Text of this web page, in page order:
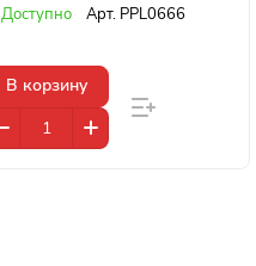
Доступно Арт. PPL0666
В корзину